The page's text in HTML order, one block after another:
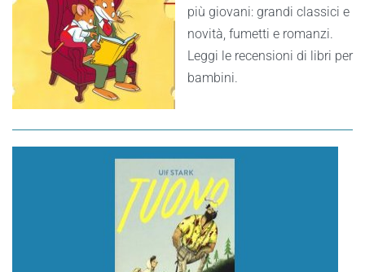
più giovani: grandi classici e
novità, fumetti e romanzi.
Leggi le recensioni di libri per
bambini.